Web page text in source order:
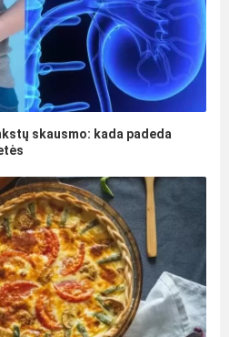
skausmo: kada padeda